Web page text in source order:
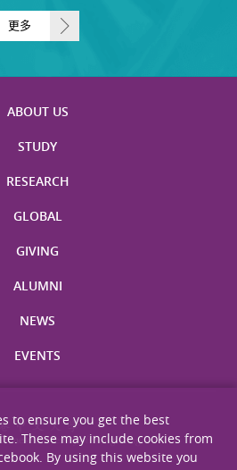
更多
ABOUT US
STUDY
RESEARCH
GLOBAL
GIVING
ALUMNI
NEWS
EVENTS
to ensure you get the best
These may include cookies from
By using this website you